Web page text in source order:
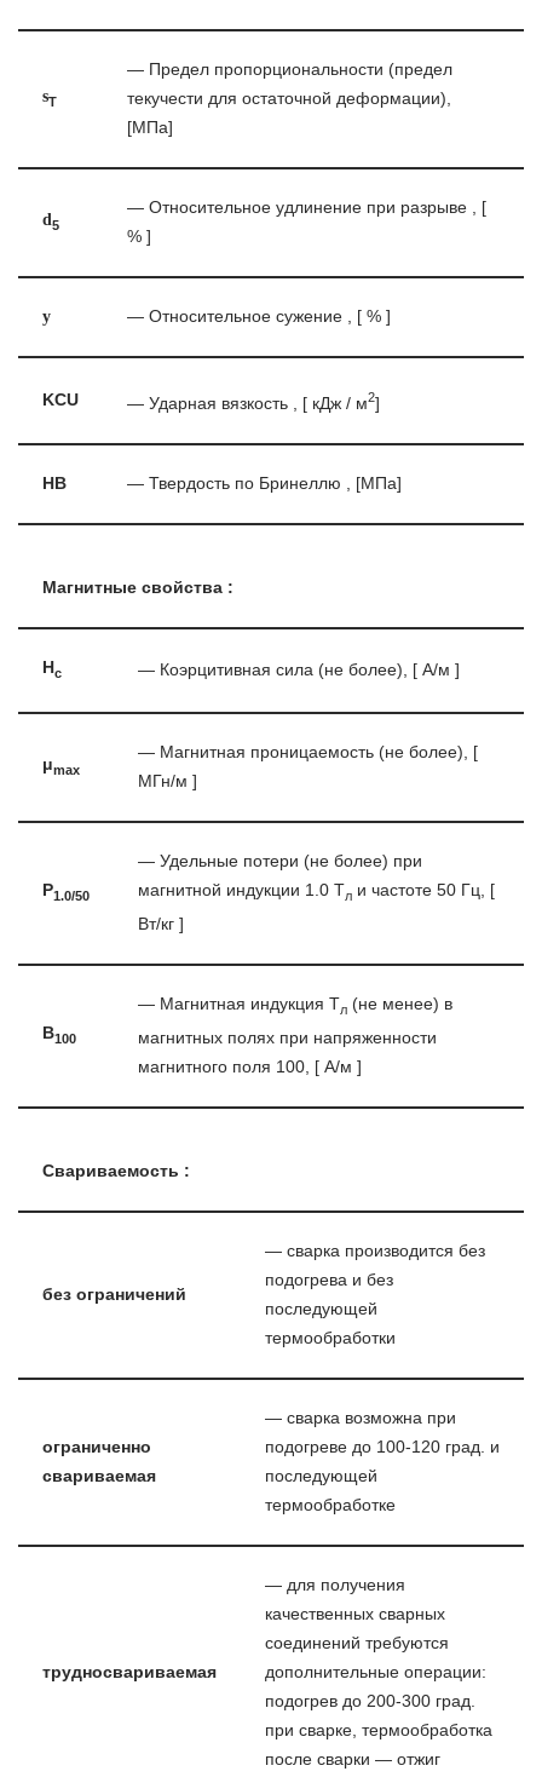
sT
— Предел пропорциональности (предел
текучести для остаточной деформации),
[МПа]
d5
— Относительное удлинение при разрыве , [
% ]
y — Относительное сужение , [ % ]
KCU — Ударная вязкость , [ кДж / м2]
HB — Твердость по Бринеллю , [МПа]
Магнитные свойства :
Hc — Коэрцитивная сила (не более), [ А/м ]
μmax
— Магнитная проницаемость (не более), [
МГн/м ]
P1.0/50
— Удельные потери (не более) при
магнитной индукции 1.0 Тл и частоте 50 Гц, [
Вт/кг ]
B100
— Магнитная индукция Tл (не менее) в
магнитных полях при напряженности
магнитного поля 100, [ А/м ]
Свариваемость :
без ограничений
— сварка производится без
подогрева и без
последующей
термообработки
ограниченно
свариваемая
— сварка возможна при
подогреве до 100-120 град. и
последующей
термообработке
трудносвариваемая
— для получения
качественных сварных
соединений требуются
дополнительные операции:
подогрев до 200-300 град.
при сварке, термообработка
после сварки — отжиг